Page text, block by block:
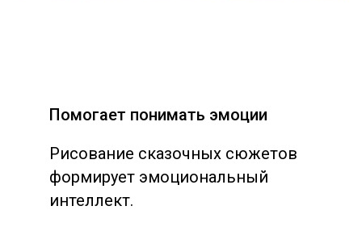
Помогает понимать эмоции
Рисование сказочных сюжетов
формирует эмоциональный
интеллект.